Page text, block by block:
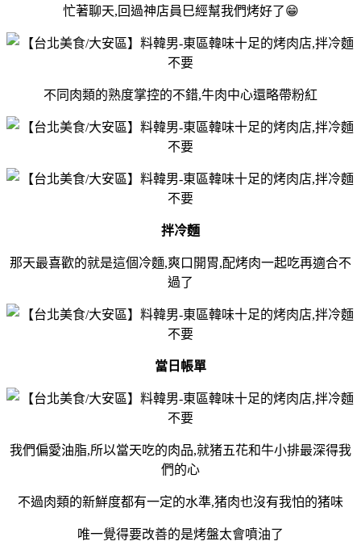
忙著聊天,回過神店員巳經幫我們烤好了😁
不同肉類的熟度掌控的不錯,牛肉中心還略帶粉紅
拌冷麵
那天最喜歡的就是這個冷麵,爽口開胃,配烤肉一起吃再適合不
過了
當日帳單
我們偏愛油脂,所以當天吃的肉品,就猪五花和牛小排最深得我
們的心
不過肉類的新鮮度都有一定的水準,猪肉也沒有我怕的猪味
唯一覺得要改善的是烤盤太會噴油了